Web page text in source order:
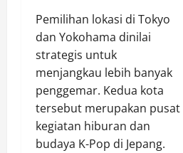
Pemilihan lokasi di Tokyo
dan Yokohama dinilai
strategis untuk
menjangkau lebih banyak
penggemar. Kedua kota
tersebut merupakan pusat
kegiatan hiburan dan
budaya K-Pop di Jepang.